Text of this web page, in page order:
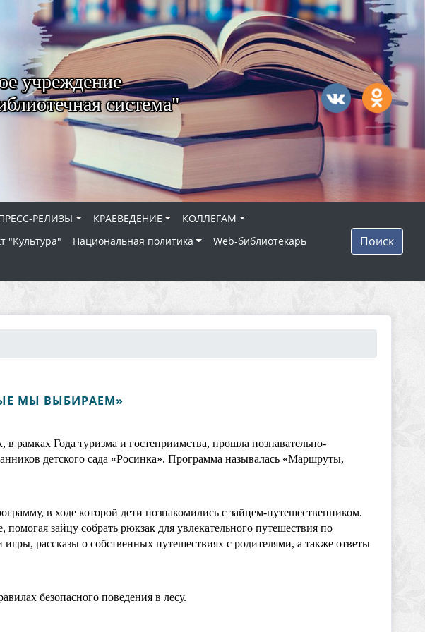
учреждение
система"
РЕЛИЗЫ КРАЕВЕДЕНИЕ
КОЛЛЕГАМ
"Культура" Национальная политика
Web-библиотекарь
Поиск
МЫ ВЫБИРАЕМ»
рамках Года туризма и гостеприимства, прошла познавательно-
детского сада «Росинка». Программа называлась «Маршруты,
в ходе которой дети познакомились с зайцем-путешественником.
помогая зайцу собрать рюкзак для увлекательного путешествия по
рассказы о собственных путешествиях с родителями, а также ответы
безопасного поведения в лесу.